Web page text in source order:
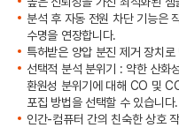
분석 후 자동 전원 차단 기능은
수명을 연장합니다.
특허받은 양압 분진 제거 장치
선택적 분석 분위기 : 약한 산화
환원성 분위기에 대해 CO 및
포집 방법을 선택할 수 있습니다.
인간-컴퓨터 간의 친숙한 상호